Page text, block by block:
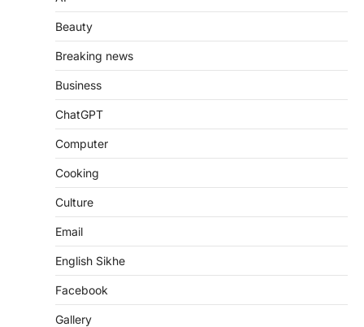
Beauty
Breaking news
Business
ChatGPT
Computer
Cooking
Culture
Email
English Sikhe
Facebook
Gallery